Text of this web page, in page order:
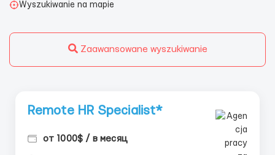
Wyszukiwanie na mapie
Zaawansowane wyszukiwanie
Remote HR Specialist*
от 1000$ / в месяц